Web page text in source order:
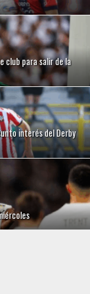
club para salir de la
interés del Derby